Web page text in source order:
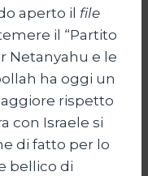
aperto il file
il “Partito
Netanyahu e le
ha oggi un
rispetto
con Israele si
di fatto per lo
bellico di